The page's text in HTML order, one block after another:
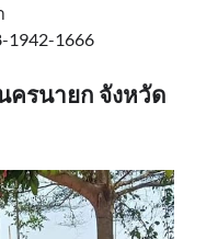
1942-1666
ครนายก จังหวัด